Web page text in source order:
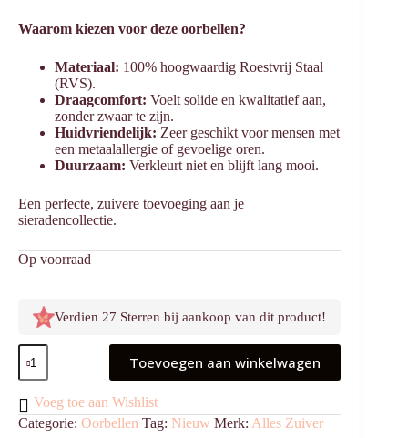
Waarom kiezen voor deze oorbellen?
Materiaal: 100% hoogwaardig Roestvrij Staal
(RVS).
Draagcomfort: Voelt solide en kwalitatief aan,
zonder zwaar te zijn.
Huidvriendelijk: Zeer geschikt voor mensen met
een metaalallergie of gevoelige oren.
Duurzaam: Verkleurt niet en blijft lang mooi.
Een perfecte, zuivere toevoeging aan je
sieradencollectie.
Op voorraad
Verdien 27 Sterren bij aankoop van dit product!
Aqua
Bella
aantal
Toevoegen aan winkelwagen
Voeg toe aan Wishlist
Categorie: Oorbellen Tag: Nieuw Merk: Alles Zuiver